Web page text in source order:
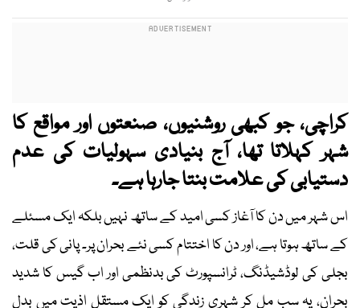
کراچی، جو کبھی روشنیوں، صنعتوں اور مواقع کا
شہر کہلاتا تھا، آج بنیادی سہولیات کی عدم
دستیابی کی علامت بنتا جارہا ہے۔
اس شہر میں دن کا آغاز کسی امید کے ساتھ نہیں بلکہ ایک مسئلے
کے ساتھ ہوتا ہے، اور دن کا اختتام کسی نئے بحران پر۔ پانی کی قلت،
بجلی کی لوڈشیڈنگ، ٹرانسپورٹ کی بدنظمی اور اب گیس کا شدید
بحران، یہ سب مل کر شہری زندگی کو ایک مستقل اذیت میں بدل